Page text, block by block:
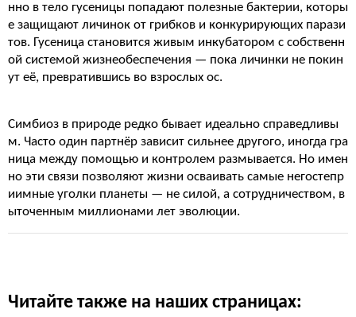
нно в тело гусеницы попадают полезные бактерии, которы
е защищают личинок от грибков и конкурирующих парази
тов. Гусеница становится живым инкубатором с собственн
ой системой жизнеобеспечения — пока личинки не покин
ут её, превратившись во взрослых ос.
Симбиоз в природе редко бывает идеально справедливы
м. Часто один партнёр зависит сильнее другого, иногда гра
ница между помощью и контролем размывается. Но имен
но эти связи позволяют жизни осваивать самые негостепр
иимные уголки планеты — не силой, а сотрудничеством, в
ыточенным миллионами лет эволюции.
Читайте также на наших страницах: